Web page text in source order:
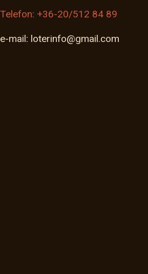
Telefon: +36-20/512 84 89
e-mail: loterinfo@gmail.com